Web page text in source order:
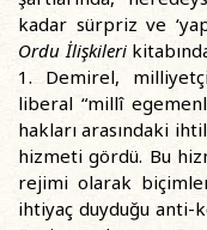
kadar sürpriz ve
Ordu İlişkileri
1. Demirel,
liberal “millî
hakları arasındaki
hizmeti gördü. Bu
rejimi olarak
ihtiyaç duyduğu anti-